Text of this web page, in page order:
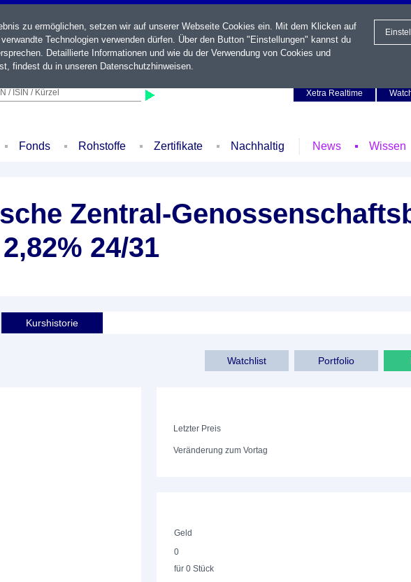
/ ISIN / Kürzel
Xetra Realtime
Fonds Rohstoffe Zertifikate Nachhaltig News Wissen
Zentral-
24/31
Kurshistorie
Portfolio
Watchlist
Letzter Preis
Veränderung zum Vortag
Geld
0
für 0 Stück
zu ermöglichen, setzen wir auf unserer Webseite Cookies ein. Mit dem Klicken auf
Technologien verwenden dürfen. Über den Button "Einstellungen" kannst du
Detaillierte Informationen und wie du der Verwendung von Cookies und
findest du in unseren Datenschutzhinweisen.